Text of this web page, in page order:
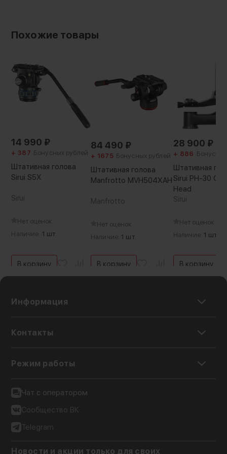
Основание штатива:
плоское
Похожие товары
14 990 ₽
+ 387 Бонусных рублей
Штативная голова
Sirui S5X
Sirui
Нет оценок
Наличие: 1 шт.
В корзину
84 490 ₽
+ 1675 Бонусных рублей
Штативная голова
Manfrotto MVH504XAH
Manfrotto
Нет оценок
Наличие: 1 шт.
В корзину
28 900 ₽
+ 886
Штативная
Sirui PH-30
Head
Sirui
Нет оценок
Наличие: 1 шт.
В корзину
Информация
Контакты
Режим работы
Чат с оператором
Сообщество ВК
Telegram
Новости и акции только для своих